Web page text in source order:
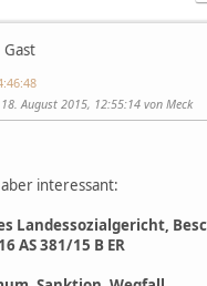
Gast
August 2015, 12:55:14 von Meck
interessant:
Landessozialgericht,
AS 381/15 B ER